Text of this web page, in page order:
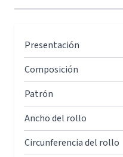
Presentación
Composición
Patrón
Ancho del rollo
Circunferencia del rollo